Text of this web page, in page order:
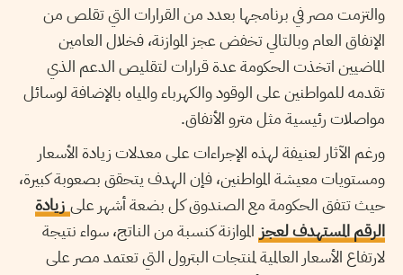
والتزمت مصر في برنامجها بعدد من القرارات التي تقلص من
الإنفاق العام وبالتالي تخفض عجز الموازنة، فخلال العامين
الماضيين اتخذت الحكومة عدة قرارات لتقليص الدعم الذي
تقدمه للمواطنين على الوقود والكهرباء والمياه بالإضافة لوسائل
مواصلات رئيسية مثل مترو الأنفاق.
ورغم الآثار لعنيفة لهذه الإجراءات على معدلات زيادة الأسعار
ومستويات معيشة المواطنين، فإن الهدف يتحقق بصعوبة كبيرة،
حيث تتفق الحكومة مع الصندوق كل بضعة أشهر علىزيادة
الرقم المستهدف لعجز الموازنة كنسبة من الناتج، سواء نتيجة
لارتفاع الأسعار العالمية لمنتجات البترول التي تعتمد مصر على